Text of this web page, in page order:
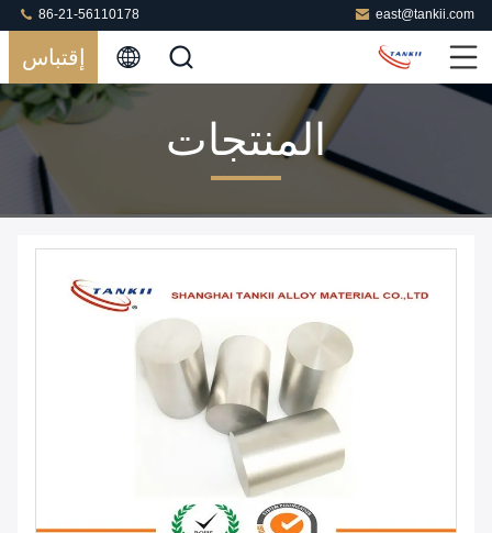
east@tankii.com
86-21-56110178
إقتباس
المنتجات